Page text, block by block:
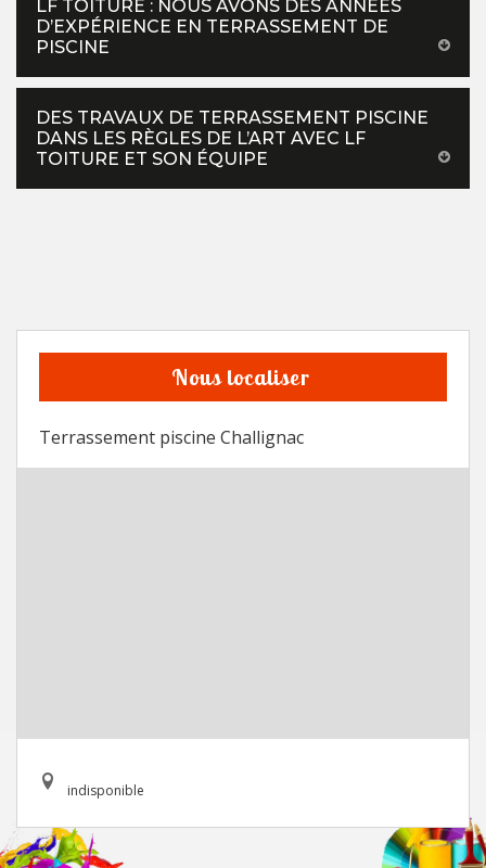
LF TOITURE : NOUS AVONS DES ANNÉES
D’EXPÉRIENCE EN TERRASSEMENT DE
PISCINE
DES TRAVAUX DE TERRASSEMENT PISCINE
DANS LES RÈGLES DE L’ART AVEC LF
TOITURE ET SON ÉQUIPE
Nous localiser
Terrassement piscine Challignac
indisponible